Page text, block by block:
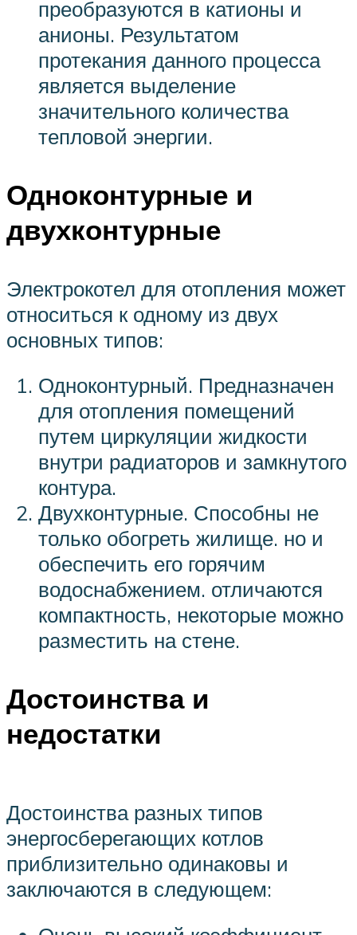
преобразуются в катионы и
анионы. Результатом
протекания данного процесса
является выделение
значительного количества
тепловой энергии.
Одноконтурные и
двухконтурные
Электрокотел для отопления может
относиться к одному из двух
основных типов:
Одноконтурный. Предназначен
для отопления помещений
путем циркуляции жидкости
внутри радиаторов и замкнутого
контура.
Двухконтурные. Способны не
только обогреть жилище. но и
обеспечить его горячим
водоснабжением. отличаются
компактность, некоторые можно
разместить на стене.
Достоинства и
недостатки
Достоинства разных типов
энергосберегающих котлов
приблизительно одинаковы и
заключаются в следующем: